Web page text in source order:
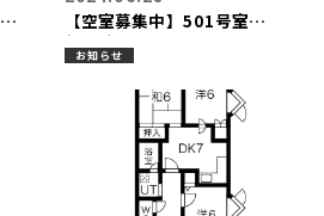
【空室募集中】501号室
(3DK)
お知らせ